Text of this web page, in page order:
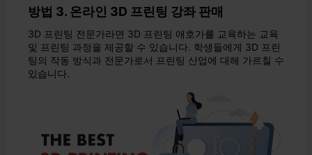
방법 3. 온라인 3D 프린팅 강좌 판매
3D 프린팅 전문가라면 3D 프린팅 애호가를 교육하는 교육
및 프린팅 과정을 제공할 수 있습니다. 학생들에게 3D 프린
팅의 작동 방식과 전문가로서 프린팅 산업에 대해 가르칠 수
있습니다.